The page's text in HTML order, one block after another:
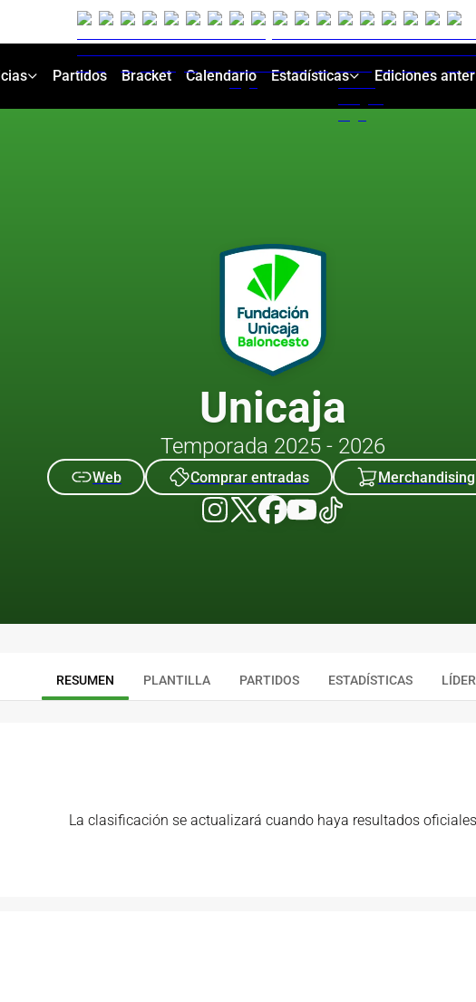
Partidos Bracket Calendario Estadísticas Ediciones
Unicaja
Temporada 2025 - 2026
Web Comprar entradas Merchandising
RESUMEN PLANTILLA PARTIDOS ESTADÍSTICAS
La clasificación se actualizará cuando haya resultados oficiales